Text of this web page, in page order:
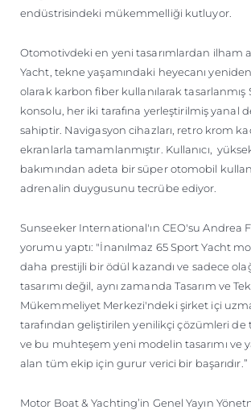
endüstrisindeki mükemmelliği kutluyor.
Otomotivdeki en yeni tasarımlardan ilham
Yacht, tekne yaşamındaki heyecanı
olarak karbon fiber kullanılarak
konsolu, her iki tarafına yerleştirilmiş yanal
sahiptir. Navigasyon cihazları, retro krom
ekranlarla tamamlanmıştır. Kullanıcı,
bakımından adeta bir süper otomobil
adrenalin duygusunu tecrübe ediyor.
Sunseeker International'ın CEO'su Andrea
yorumu yaptı: "İnanılmaz 65 Sport Yacht
daha prestijli bir ödül kazandı ve sadece
tasarımı değil, aynı zamanda Tasarım ve
Mükemmeliyet Merkezi'ndeki şirket içi
tarafından geliştirilen yenilikçi çözümleri de
ve bu muhteşem yeni modelin tasarımı ve
alan tüm ekip için gurur verici bir başarıdır.”
Motor Boat & Yachting’in Genel Yayın